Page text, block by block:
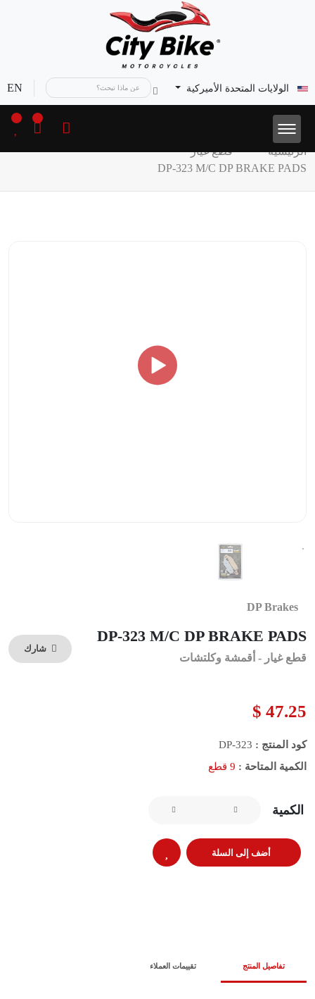
الولايات المتحدة الأميركية EN
الرئيسية
قطع غيار
DP-323 M/C DP BRAKE PADS
DP-323 M/C DP BRAKE PADS
قطع غيار - أقمشة وكلتشات
شارك
47.25 $
كود المنتج :
الكمية المتاحة : 9 قطع
الكمية
أضف إلى السلة
تفاصيل المنتج تقييمات العملاء